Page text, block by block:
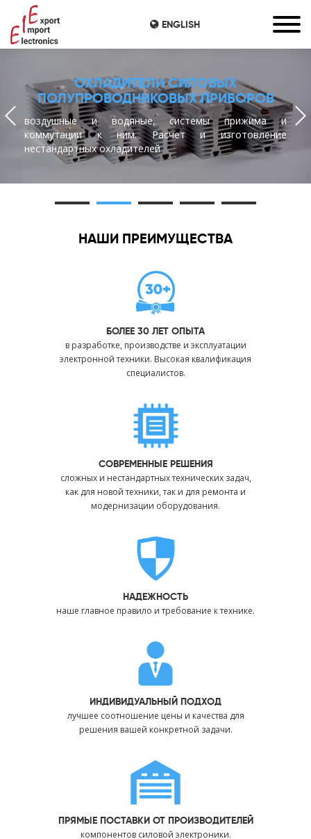
ENGLISH
ОХЛАДИТЕЛИ СИЛОВЫХ
ПОЛУПРОВОДНИКОВЫХ ПРИБОРОВ
воздушные и водяные, системы прижима и
коммутации к ним. Расчет и изготовление
нестандартных охладителей
НАШИ ПРЕИМУЩЕСТВА
БОЛЕЕ 30 ЛЕТ ОПЫТА
в разработке, производстве и эксплуатации
электронной техники. Высокая квалификация
специалистов.
СОВРЕМЕННЫЕ РЕШЕНИЯ
сложных и нестандартных технических задач,
как для новой техники, так и для ремонта и
модернизации оборудования.
НАДЕЖНОСТЬ
наше главное правило и требование к технике.
ИНДИВИДУАЛЬНЫЙ ПОДХОД
лучшее соотношение цены и качества для
решения вашей конкретной задачи.
ПРЯМЫЕ ПОСТАВКИ ОТ ПРОИЗВОДИТЕЛЕЙ
компонентов силовой электроники.